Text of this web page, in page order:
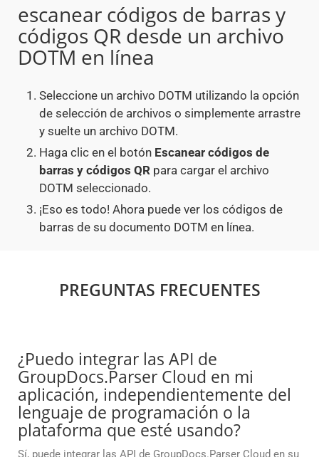
escanear códigos de barras y
códigos QR desde un archivo
DOTM en línea
Seleccione un archivo DOTM utilizando la opción
de selección de archivos o simplemente arrastre
y suelte un archivo DOTM.
Haga clic en el botón Escanear códigos de
barras y códigos QR para cargar el archivo
DOTM seleccionado.
¡Eso es todo! Ahora puede ver los códigos de
barras de su documento DOTM en línea.
PREGUNTAS FRECUENTES
¿Puedo integrar las API de
GroupDocs.Parser Cloud en mi
aplicación, independientemente del
lenguaje de programación o la
plataforma que esté usando?
Sí, puede integrar las API de GroupDocs.Parser Cloud en su